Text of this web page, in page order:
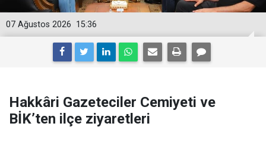
15:36
07 Ağustos 2026
Hakkâri Gazeteciler Cemiyeti ve
BİK’ten ilçe ziyaretleri